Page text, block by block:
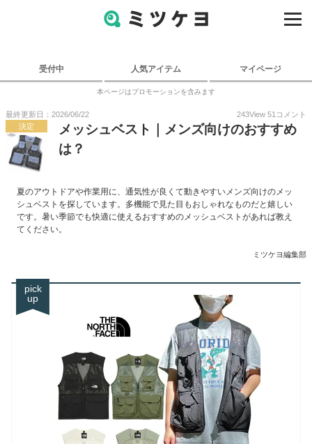
受付中 人気アイテム マイページ
本ページはプロモーションを含みます
最終更新日：2026/06/22 243View 51 コメント
決定
メッシュベスト｜メンズ向けのおすすめ
は？
夏のアウトドアや作業用に、通気性が良くて動きやすいメンズ向けのメッ
シュベストを探しています。多機能で見た目もおしゃれなものだと嬉しい
です。暑い季節でも快適に使えるおすすめのメッシュベストがあれば教え
てください。
ミツケヨ編集部
pick
up